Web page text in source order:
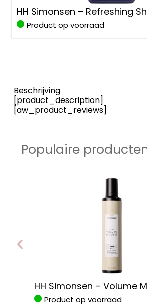
HH Simonsen – Refreshing
Product op voorraad
Beschrijving
[product_description]
[aw_product_reviews]
Populaire
HH Simonsen – Volume
Product op voorraad